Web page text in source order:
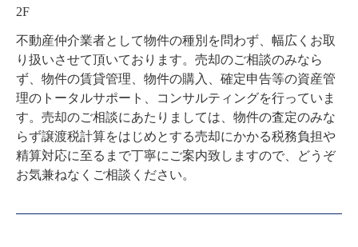
2F
不動産仲介業者として物件の種別を問わず、幅広くお取
り扱いさせて頂いております。売却のご相談のみなら
ず、物件の賃貸管理、物件の購入、確定申告等の資産管
理のトータルサポート、コンサルティングを行っていま
す。売却のご相談にあたりましては、物件の査定のみな
らず譲渡税計算をはじめとする売却にかかる税務負担や
精算対応に至るまで丁寧にご案内致しますので、どうぞ
お気兼ねなくご相談ください。